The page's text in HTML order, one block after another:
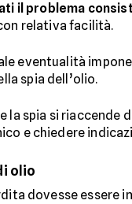
il problema
relativa facilità.
eventualità
spia dell’olio.
la spia si riaccende
e chiedere
olio
dovesse essere